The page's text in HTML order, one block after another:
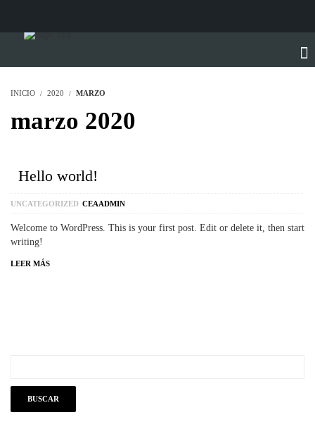
INICIO 2020 MARZO
marzo 2020
Hello world!
UNCATEGORIZED CEAADMIN
Welcome to WordPress. This is your first post. Edit or delete it, then start
writing!
LEER MÁS